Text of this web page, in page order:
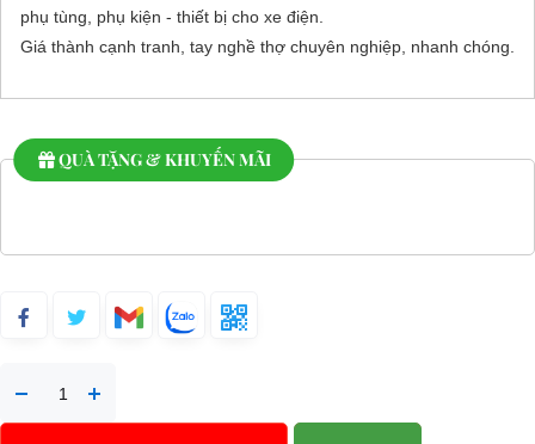
phụ tùng, phụ kiện - thiết bị cho xe điện.
Giá thành cạnh tranh, tay nghề thợ chuyên nghiệp, nhanh chóng.
QUÀ TẶNG & KHUYẾN MÃI